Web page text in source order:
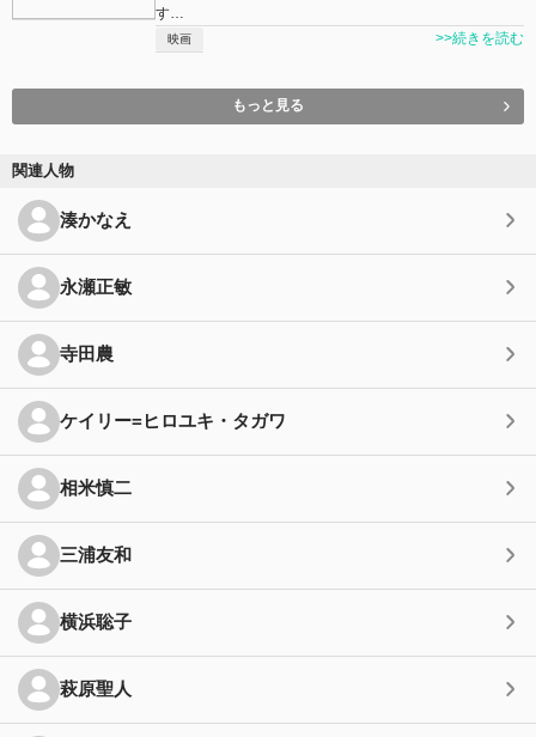
す…
映画 >>続きを読む
もっと見る
関連人物
湊かなえ
永瀬正敏
寺田農
ケイリー=ヒロユキ・タガワ
相米慎二
三浦友和
横浜聡子
萩原聖人